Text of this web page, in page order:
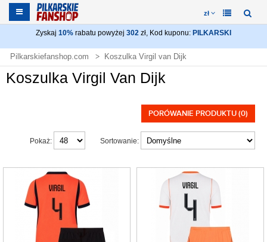
zł
Zyskaj 10% rabatu powyżej 302 zł, Kod kuponu: PILKARSKI
Pilkarskiefanshop.com Koszulka Virgil van Dijk
Koszulka Virgil Van Dijk
PORÓWANIE PRODUKTU (0)
Sortowanie:
Pokaż: